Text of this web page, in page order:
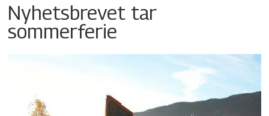
Nyhetsbrevet tar
sommerferie